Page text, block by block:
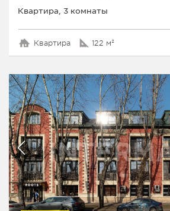
Квартира, 3 комнаты
Квартира 122 м²